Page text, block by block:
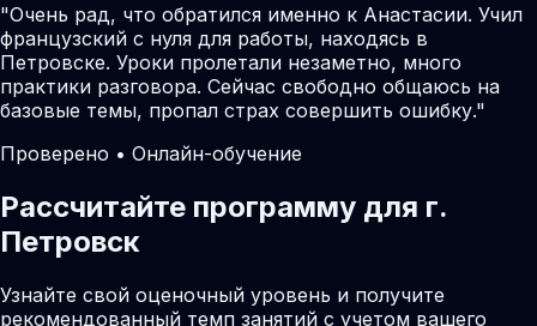
"Очень рад, что обратился именно к Анастасии. Учил
французский с нуля для работы, находясь в
Петровске. Уроки пролетали незаметно, много
практики разговора. Сейчас свободно общаюсь на
базовые темы, пропал страх совершить ошибку."
Проверено • Онлайн-обучение
Рассчитайте программу для г.
Петровск
Узнайте свой оценочный уровень и получите
рекомендованный темп занятий с учетом вашего